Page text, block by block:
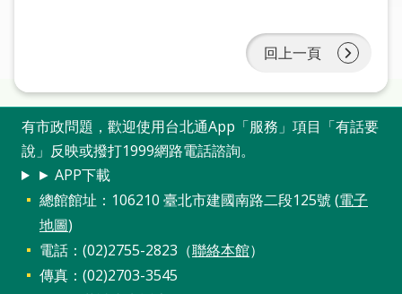
問
答
加
入
市
圖
網
回上一頁
有市政問題，歡迎使用台北通App「服務」項目「有話要
說」反映或撥打1999網路電話諮詢。
► APP下載
總館館址：106210 臺北市建國南路二段125號 (電子
地圖)
電話：(02)2755-2823（聯絡本館）
傳真：(02)2703-3545